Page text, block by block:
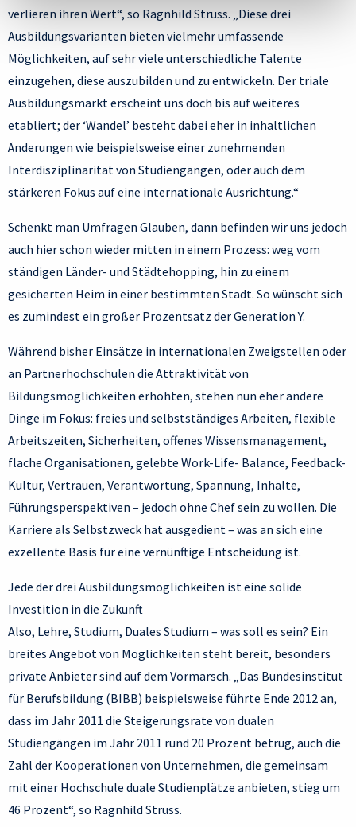
verlieren ihren Wert“, so Ragnhild Struss. „Diese drei
Ausbildungsvarianten bieten vielmehr umfassende
Möglichkeiten, auf sehr viele unterschiedliche Talente
einzugehen, diese auszubilden und zu entwickeln. Der triale
Ausbildungsmarkt erscheint uns doch bis auf weiteres
etabliert; der ‘Wandel’ besteht dabei eher in inhaltlichen
Änderungen wie beispielsweise einer zunehmenden
Interdisziplinarität von Studiengängen, oder auch dem
stärkeren Fokus auf eine internationale Ausrichtung.“
Schenkt man Umfragen Glauben, dann befinden wir uns jedoch
auch hier schon wieder mitten in einem Prozess: weg vom
ständigen Länder- und Städtehopping, hin zu einem
gesicherten Heim in einer bestimmten Stadt. So wünscht sich
es zumindest ein großer Prozentsatz der Generation Y.
Während bisher Einsätze in internationalen Zweigstellen oder
an Partnerhochschulen die Attraktivität von
Bildungsmöglichkeiten erhöhten, stehen nun eher andere
Dinge im Fokus: freies und selbstständiges Arbeiten, flexible
Arbeitszeiten, Sicherheiten, offenes Wissensmanagement,
flache Organisationen, gelebte Work-Life- Balance, Feedback-
Kultur, Vertrauen, Verantwortung, Spannung, Inhalte,
Führungsperspektiven – jedoch ohne Chef sein zu wollen. Die
Karriere als Selbstzweck hat ausgedient – was an sich eine
exzellente Basis für eine vernünftige Entscheidung ist.
Jede der drei Ausbildungsmöglichkeiten ist eine solide
Investition in die Zukunft
Also, Lehre, Studium, Duales Studium – was soll es sein? Ein
breites Angebot von Möglichkeiten steht bereit, besonders
private Anbieter sind auf dem Vormarsch. „Das Bundesinstitut
für Berufsbildung (BIBB) beispielsweise führte Ende 2012 an,
dass im Jahr 2011 die Steigerungsrate von dualen
Studiengängen im Jahr 2011 rund 20 Prozent betrug, auch die
Zahl der Kooperationen von Unternehmen, die gemeinsam
mit einer Hochschule duale Studienplätze anbieten, stieg um
46 Prozent“, so Ragnhild Struss.